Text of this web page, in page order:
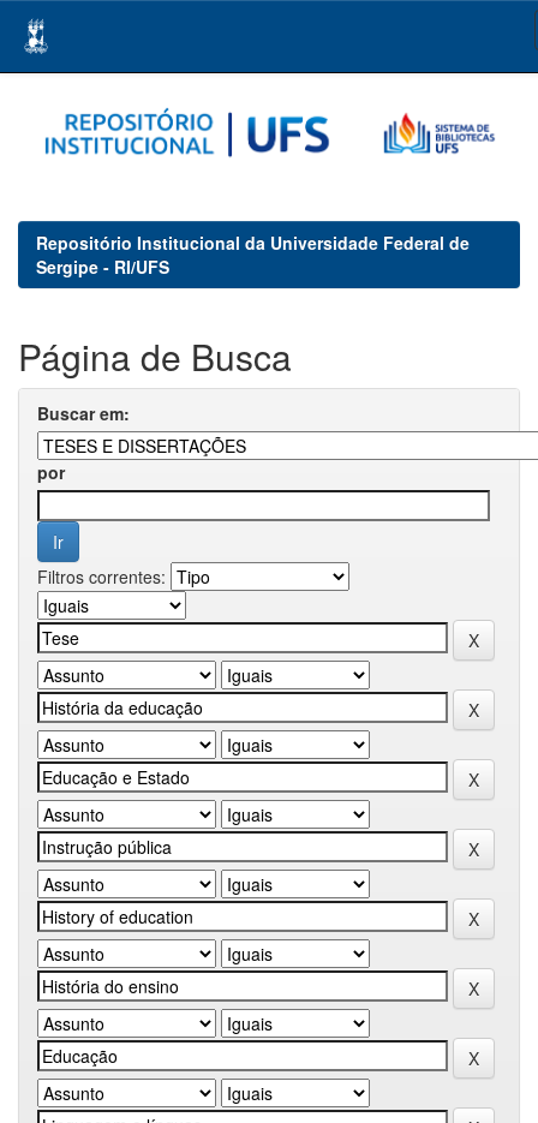
navigation
Repositório Institucional da Universidade Federal de
Sergipe - RI/UFS
Página de Busca
Buscar em:
por
Filtros correntes: